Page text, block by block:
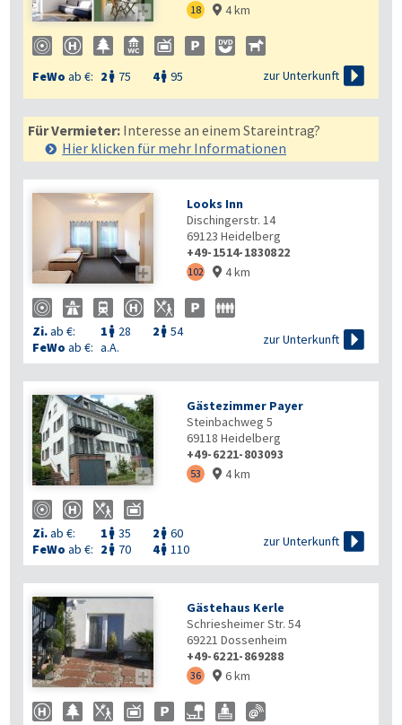
 18  4 km
FeWo ab €: 2  75 4 95 zur Unterkunft 
Für Vermieter: Interesse an einem Stareintrag?
Hier klicken für mehr Informationen

Looks Inn
Dischingerstr. 14
69123 Heidelberg
+49-1514-1830822
102  4 km
Zi.ab €: 1  28 2  54
FeWo ab €: a.A.
zur Unterkunft 

Gästezimmer Payer
Steinbachweg 5
69118 Heidelberg
+49-6221-803093
53  4 km
Zi.ab €: 1  35 2  60
FeWo ab €: 2  70 4 110
zur Unterkunft 

Gästehaus Kerle
Schriesheimer Str. 54
69221 Dossenheim
+49-6221-869288
36  6 km